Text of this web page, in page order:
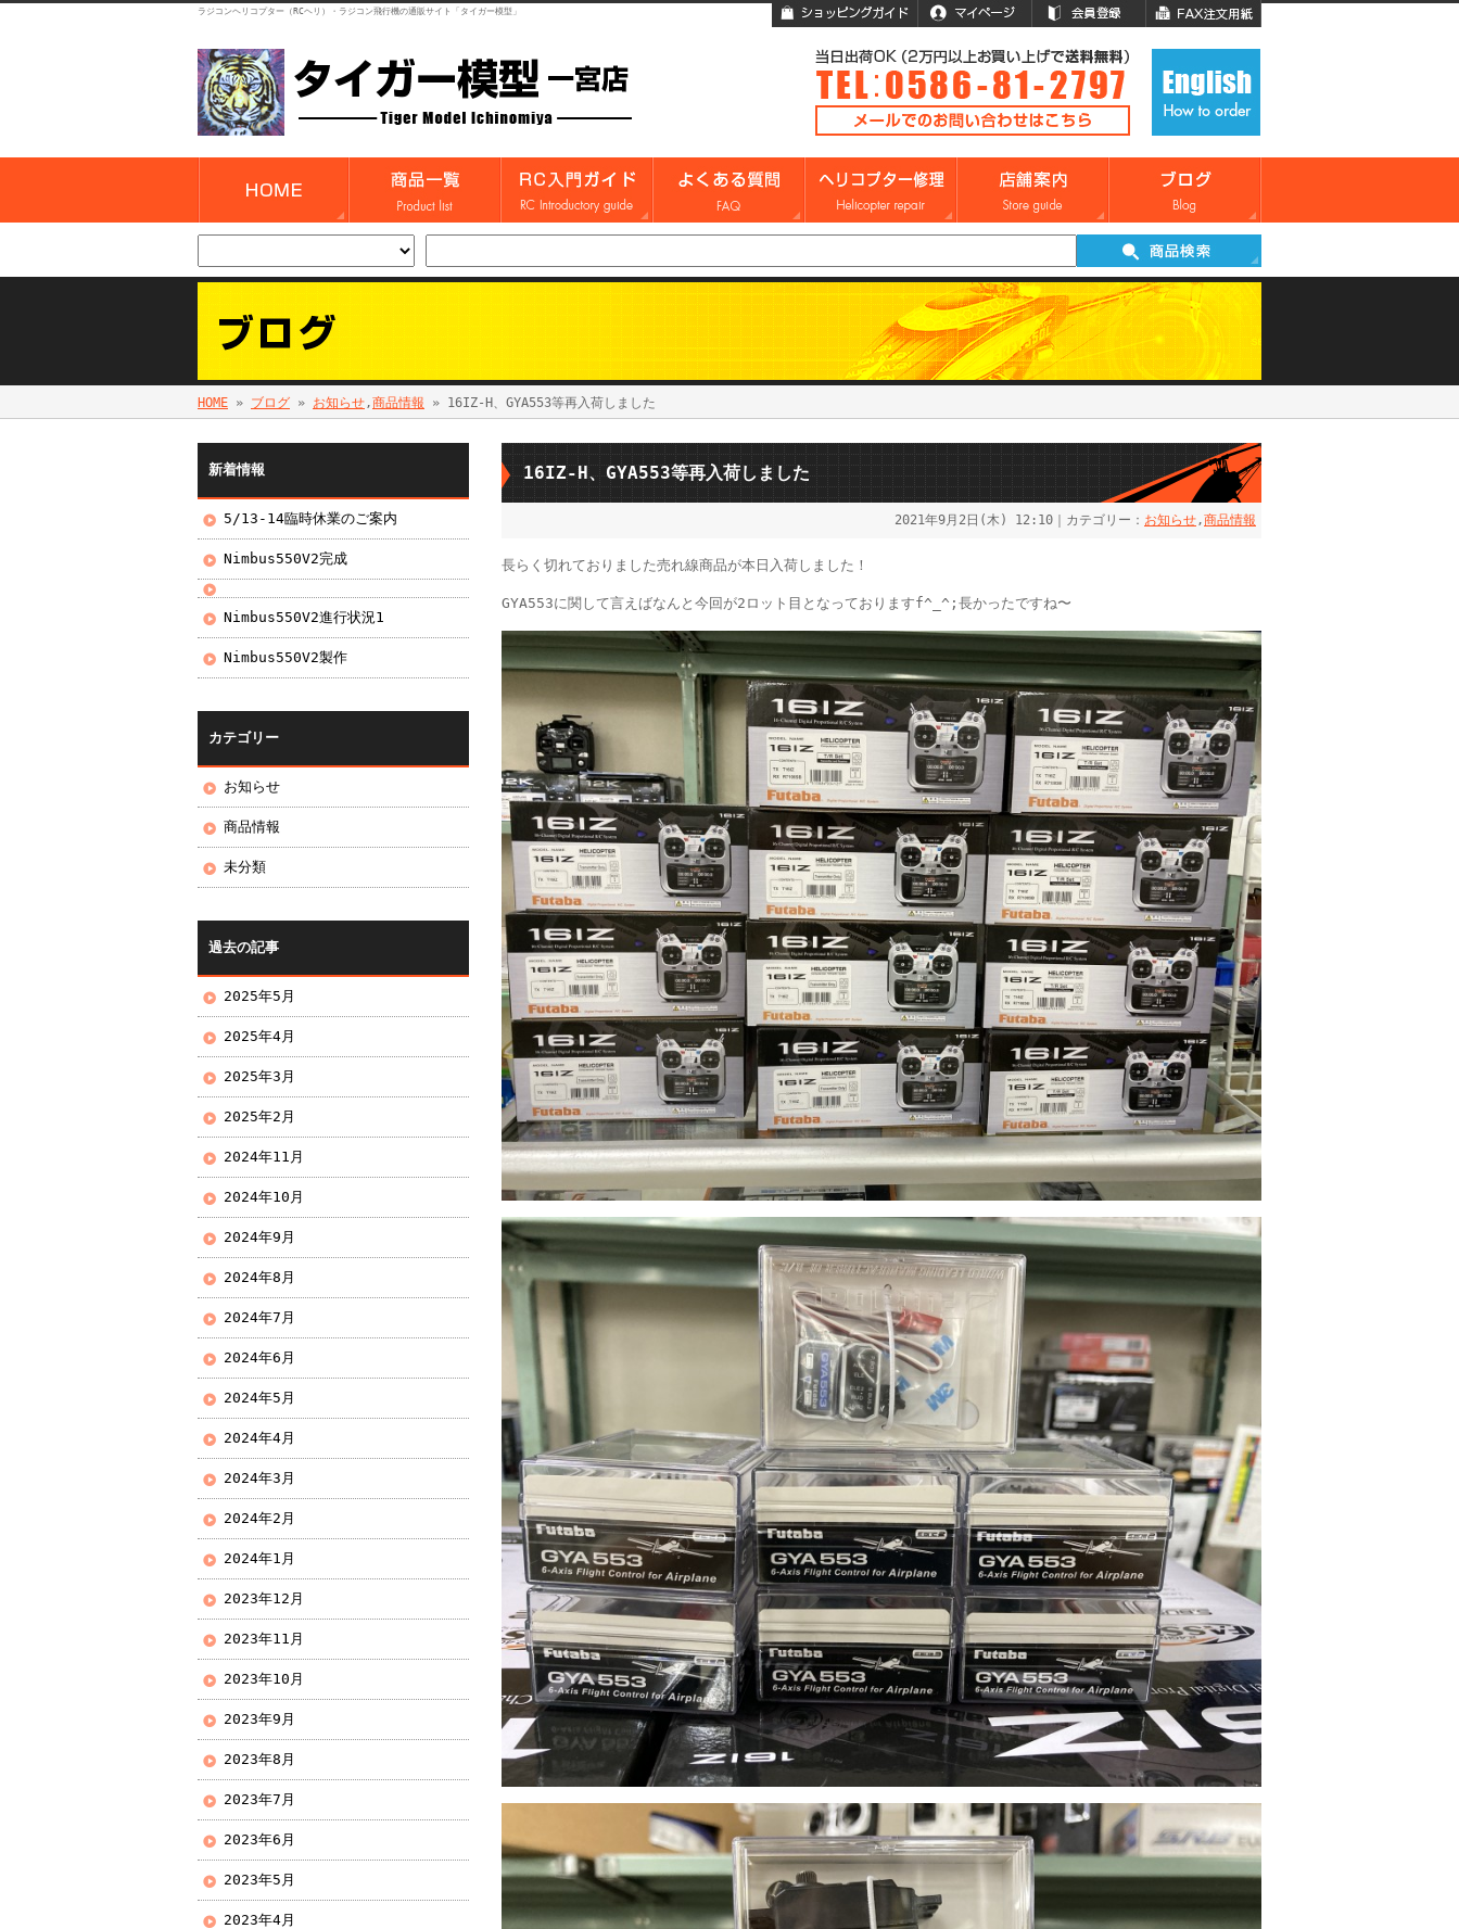
ラジコンヘリコプター（RCヘリ）・ラジコン飛行機の通販サイト「タイガー模型」
HOME » ブログ » お知らせ,商品情報 » 16IZ-H、GYA553等再入荷しました
16IZ-H、GYA553等再入荷しました
2021年9月2日(木) 12:10｜カテゴリー： お知らせ,商品情報
長らく切れておりました売れ線商品が本日入荷しました！
GYA553に関して言えばなんと今回が2ロット目となっておりますf^_^;長かったですね〜
新着情報
5/13-14臨時休業のご案内
Nimbus550V2完成
Nimbus550V2進行状況1
Nimbus550V2製作
カテゴリー
お知らせ
商品情報
未分類
過去の記事
2025年5月
2025年4月
2025年3月
2025年2月
2024年11月
2024年10月
2024年9月
2024年8月
2024年7月
2024年6月
2024年5月
2024年4月
2024年3月
2024年2月
2024年1月
2023年12月
2023年11月
2023年10月
2023年9月
2023年8月
2023年7月
2023年6月
2023年5月
2023年4月